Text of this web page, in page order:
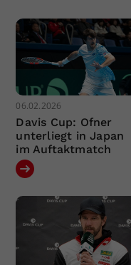
06.02.2026
Davis Cup: Ofner
unterliegt in Japan
im Auftaktmatch